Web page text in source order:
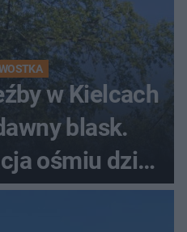
w Kielcach
blask.
ośmiu dzieł
70.